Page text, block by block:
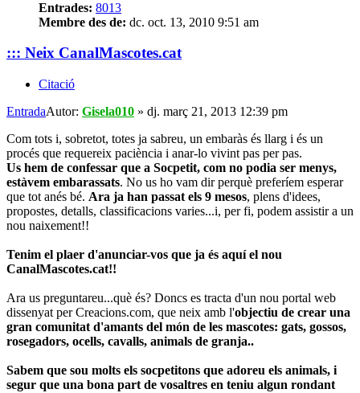
Entrades: 8013
Membre des de: dc. oct. 13, 2010 9:51 am
::: Neix CanalMascotes.cat
Citació
EntradaAutor: Gisela010 » dj. març 21, 2013 12:39 pm
Com tots i, sobretot, totes ja sabreu, un embaràs és llarg i és un
procés que requereix paciència i anar-lo vivint pas per pas.
Us hem de confessar que a Socpetit, com no podia ser menys,
estàvem embarassats. No us ho vam dir perquè preferíem esperar
que tot anés bé. Ara ja han passat els 9 mesos, plens d'idees,
propostes, detalls, classificacions varies...i, per fi, podem assistir a un
nou naixement!!
Tenim el plaer d'anunciar-vos que ja és aquí el nou
CanalMascotes.cat!!
Ara us preguntareu...què és? Doncs es tracta d'un nou portal web
dissenyat per Creacions.com, que neix amb l'objectiu de crear una
gran comunitat d'amants del món de les mascotes: gats, gossos,
rosegadors, ocells, cavalls, animals de granja..
Sabem que sou molts els socpetitons que adoreu els animals, i
segur que una bona part de vosaltres en teniu algun rondant